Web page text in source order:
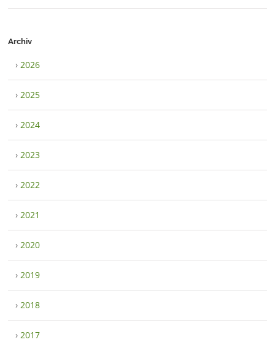
Archiv
›2026
›2025
›2024
›2023
›2022
›2021
›2020
›2019
›2018
›2017